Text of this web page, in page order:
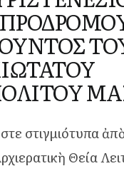
στιγμιότυπα
Θεία